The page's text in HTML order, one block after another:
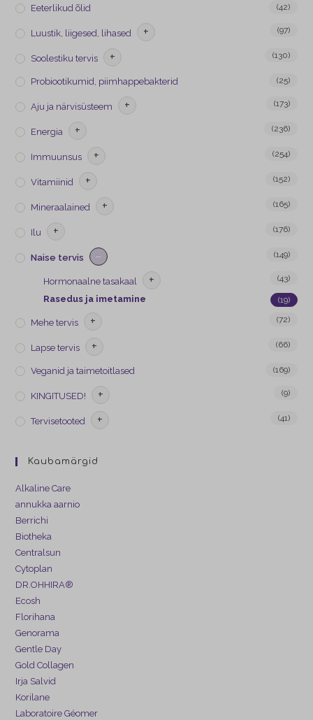
Eeterlikud õlid (42)
Luustik, liigesed, lihased + (97)
Soolestiku tervis + (130)
Probiootikumid, piimhappebakterid (25)
Aju ja närvisüsteem + (173)
Energia + (236)
Immuunsus + (254)
Vitamiinid + (152)
Mineraalained + (165)
Ilu + (176)
Naise tervis − (149)
Hormonaalne tasakaal + (43)
Rasedus ja imetamine (19)
Mehe tervis + (72)
Lapse tervis + (66)
Veganid ja taimetoitlased (169)
KINGITUSED! + (9)
Tervisetooted + (41)
Kaubamärgid
Alkaline Care
annukka aarnio
Berrichi
Biotheka
Centralsun
Cytoplan
DR.OHHIRA®
Ecosh
Florihana
Genorama
Gentle Day
Gold Collagen
Irja Salvid
Korilane
Laboratoire Géomer